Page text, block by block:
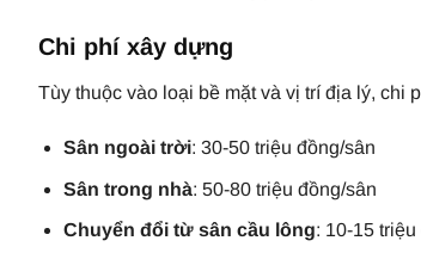
Chi phí xây dựng
Tùy thuộc vào loại bề mặt và vị trí địa lý, chi
Sân ngoài trời: 30-50 triệu đồng/sân
Sân trong nhà: 50-80 triệu đồng/sân
Chuyển đổi từ sân cầu lông: 10-15